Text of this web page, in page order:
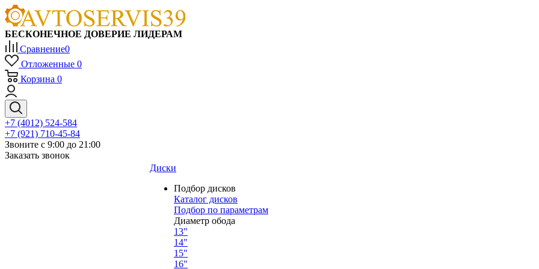
БЕСКОНЕЧНОЕ ДОВЕРИЕ ЛИДЕРАМ
Сравнение0
Отложенные 0
Корзина 0
+7 (4012) 524-584
+7 (921) 710-45-84
Звоните с 9:00 до 21:00
Заказать звонок
Диски
Подбор дисков
Каталог дисков
Подбор по параметрам
Диаметр обода
13"
14"
15"
16"